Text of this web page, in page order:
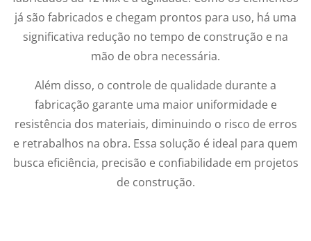
já são fabricados e chegam prontos para uso, há uma
significativa redução no tempo de construção e na
mão de obra necessária.
Além disso, o controle de qualidade durante a
fabricação garante uma maior uniformidade e
resistência dos materiais, diminuindo o risco de erros
e retrabalhos na obra. Essa solução é ideal para quem
busca eficiência, precisão e confiabilidade em projetos
de construção.